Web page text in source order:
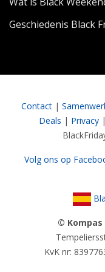
Geschiedenis Black
Contact |
Deals | Privacy|
Volg ons op
© Kompas
KvK nr: